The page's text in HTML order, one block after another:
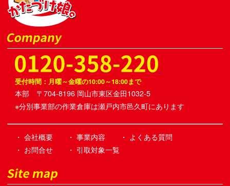
受付時間：月曜～金曜の10:00～18:00まで
本部 〒704-8196 岡山市東区金田1032-5
※分別事業部の作業倉庫は瀬戸内市邑久町にあります
・ 会社概要 ・ 事業内容
・ よくある質問
・ お問合せ
・ 引取対象一覧